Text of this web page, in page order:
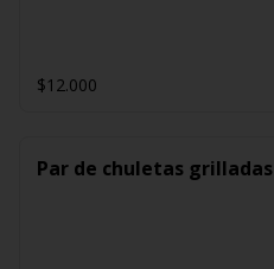
$12.000
Par de chuletas grilladas